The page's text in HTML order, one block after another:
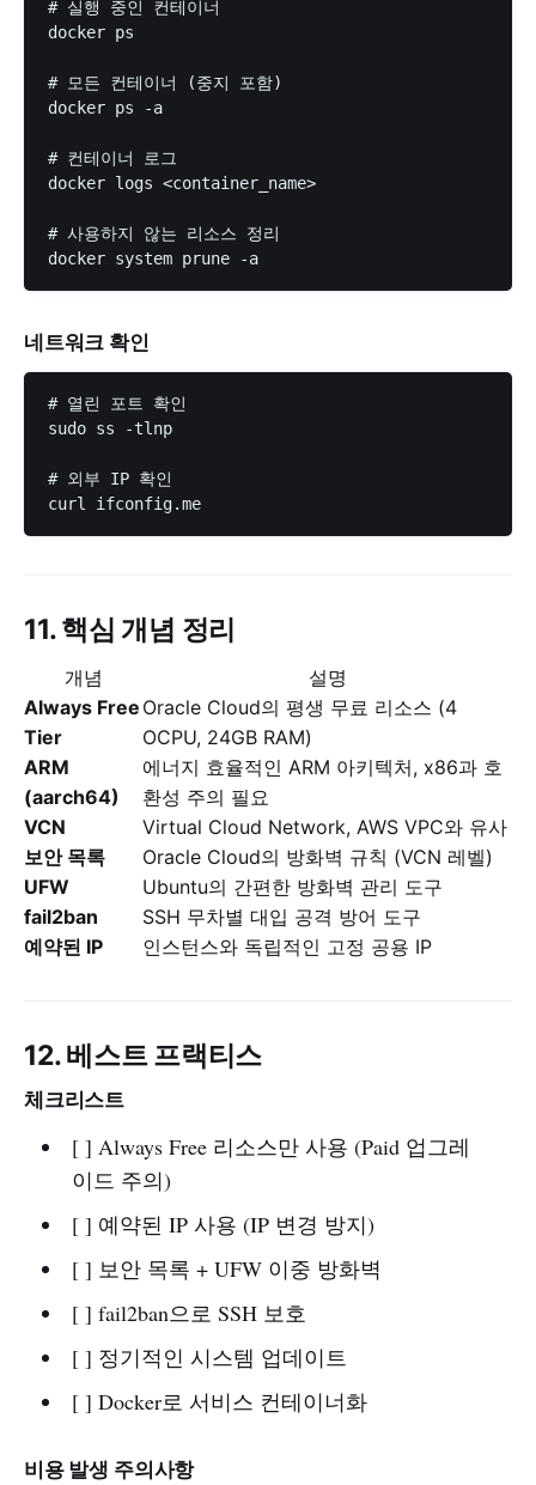
# 실행 중인 컨테이너
docker ps
# 모든 컨테이너 (중지 포함)
docker ps -a
# 컨테이너 로그
docker logs <container_name>
# 사용하지 않는 리소스 정리
네트워크 확인
# 열린 포트 확인
sudo ss -tlnp
# 외부 IP 확인
11. 핵심 개념 정리
개념
설명
Always Free
Tier
Oracle Cloud의 평생 무료 리소스 (4
OCPU, 24GB RAM)
ARM
(aarch64)
에너지 효율적인 ARM 아키텍처, x86과 호
환성 주의 필요
VCN
Virtual Cloud Network, AWS VPC와 유사
보안 목록
Oracle Cloud의 방화벽 규칙 (VCN 레벨)
UFW
Ubuntu의 간편한 방화벽 관리 도구
fail2ban
SSH 무차별 대입 공격 방어 도구
예약된 IP
인스턴스와 독립적인 고정 공용 IP
12. 베스트 프랙티스
체크리스트
[ ] Always Free 리소스만 사용 (Paid 업그레
이드 주의)
[ ] 예약된 IP 사용 (IP 변경 방지)
[ ] 보안 목록 + UFW 이중 방화벽
[ ] fail2ban으로 SSH 보호
[ ] 정기적인 시스템 업데이트
[ ] Docker로 서비스 컨테이너화
비용 발생 주의사항